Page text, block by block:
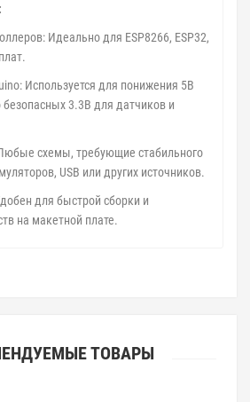
Идеально для ESP8266, ESP32,
Используется для понижения 5В
безопасных 3.3В для датчиков и
схемы, требующие стабильного
USB или других источников.
для быстрой сборки и
на макетной плате.
ТОВАРЫ